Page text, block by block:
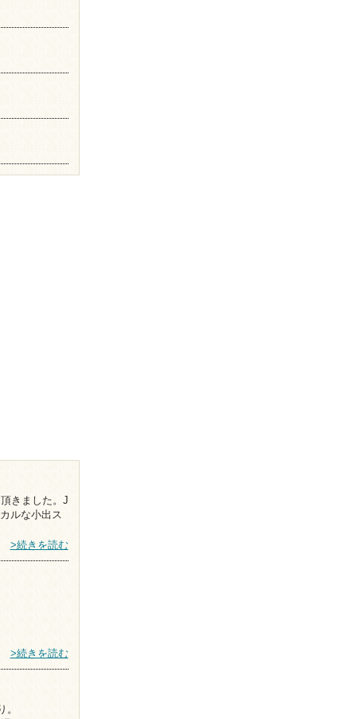
きました。J
ルな小出ス
>続きを読む
>続きを読む